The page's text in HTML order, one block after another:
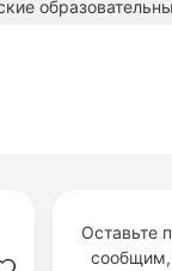
Оставьте
сообщим,